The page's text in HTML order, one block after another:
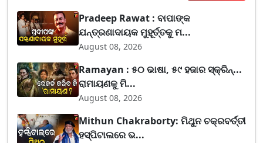
Pradeep Rawat : ବାପାଙ୍କ
ଯନ୍ତ୍ରଣାଦାୟକ ମୁହୂର୍ତ୍ତକୁ ମ...
August 08, 2026
Ramayan : ୫୦ ଭାଷା, ୫୯ ହଜାର ସ୍କ୍ରିନ୍...
ରାମାୟଣକୁ ମି...
August 08, 2026
Mithun Chakraborty: ମିଥୁନ ଚକ୍ରବର୍ତ୍ତୀ
ହସ୍ପିଟାଲରେ ଭ...